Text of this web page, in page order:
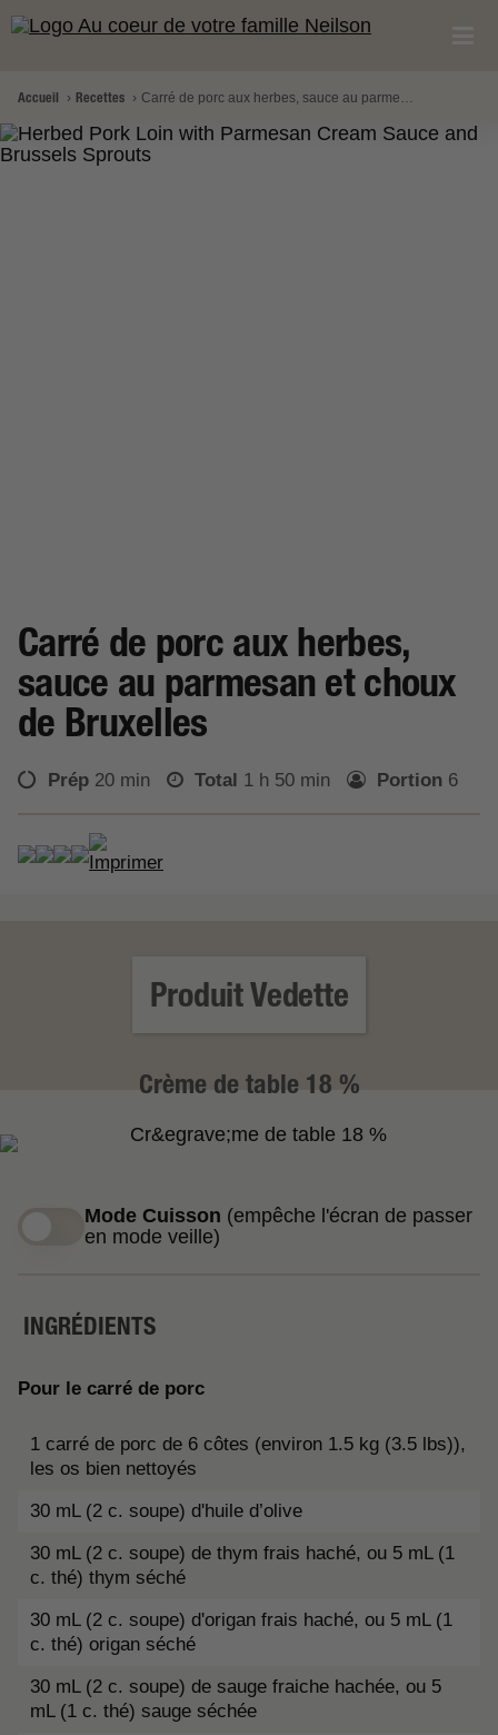
Accueil Recettes
Carré de porc aux herbes,
sauce au parmesan et choux
de Bruxelles
Prép 20 min Total 1 h 50 min Portion 6
Produit Vedette
Crème de table 18 %
Mode Cuisson (empêche l'écran de passer
en mode veille)
INGRÉDIENTS
Pour le carré de porc
1 carré de porc de 6 côtes (environ 1.5 kg (3.5 lbs)),
les os bien nettoyés
30 mL (2 c. soupe) d'huile d’olive
30 mL (2 c. soupe) de thym frais haché, ou 5 mL (1
c. thé) thym séché
30 mL (2 c. soupe) d'origan frais haché, ou 5 mL (1
c. thé) origan séché
30 mL (2 c. soupe) de sauge fraiche hachée, ou 5
mL (1 c. thé) sauge séchée